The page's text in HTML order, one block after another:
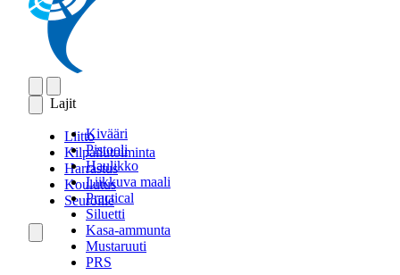
Lajit
Kivääri
Pistooli
Haulikko
Liikkuva maali
Practical
Siluetti
Kasa-ammunta
Mustaruuti
PRS
Liitto
Kilpailutoiminta
Harrastus
Koulutus
Seuroille